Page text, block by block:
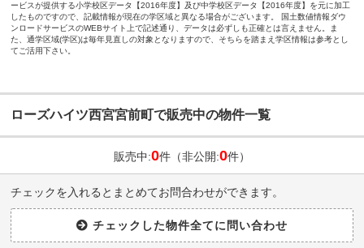
ービスが提供する小学校区データ【2016年度】及び中学校区データ【2016年度】を元に加工
したものですので、記載情報が現在の学区域と異なる場合がございます。 国土数値情報ダウ
ンロードサービスのWEBサイト上で記述通り、データは必ずしも正確とは言えません。ま
た、通学区域(学区)は毎年見直しの対象となりますので、そちらを踏まえ学区情報は参考とし
てご活用下さい。
ローズハイツ西宮宮前町で販売中の物件一覧
販売中:0件（非公開:0件）
チェックを入れるとまとめてお問合わせができます。